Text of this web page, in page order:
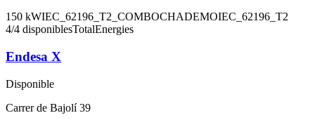
150 kWIEC_62196_T2_COMBOCHADEMOIEC_62196_T2
4/4 disponiblesTotalEnergies
Endesa X
Disponible
Carrer de Bajolí 39